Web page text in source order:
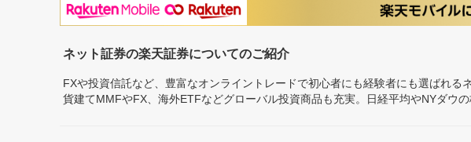
ネット証券の楽天証券についてのご紹介
FXや投資信託など、豊富なオンライントレードで初心者にも経験者にも選ばれ
貨建てMMFやFX、海外ETFなどグローバル投資商品も充実。日経平均やNYダウの